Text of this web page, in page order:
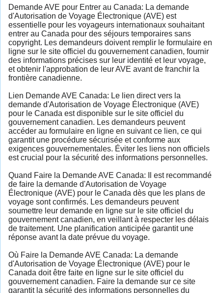
Demande AVE pour Entrer au Canada: La demande
d'Autorisation de Voyage Électronique (AVE) est
essentielle pour les voyageurs internationaux souhaitant
entrer au Canada pour des séjours temporaires sans
copyright. Les demandeurs doivent remplir le formulaire en
ligne sur le site officiel du gouvernement canadien, fournir
des informations précises sur leur identité et leur voyage,
et obtenir l'approbation de leur AVE avant de franchir la
frontière canadienne.
Lien Demande AVE Canada: Le lien direct vers la
demande d'Autorisation de Voyage Électronique (AVE)
pour le Canada est disponible sur le site officiel du
gouvernement canadien. Les demandeurs peuvent
accéder au formulaire en ligne en suivant ce lien, ce qui
garantit une procédure sécurisée et conforme aux
exigences gouvernementales. Éviter les liens non officiels
est crucial pour la sécurité des informations personnelles.
Quand Faire la Demande AVE Canada: Il est recommandé
de faire la demande d'Autorisation de Voyage
Électronique (AVE) pour le Canada dès que les plans de
voyage sont confirmés. Les demandeurs peuvent
soumettre leur demande en ligne sur le site officiel du
gouvernement canadien, en veillant à respecter les délais
de traitement. Une planification anticipée garantit une
réponse avant la date prévue du voyage.
Où Faire la Demande AVE Canada: La demande
d'Autorisation de Voyage Électronique (AVE) pour le
Canada doit être faite en ligne sur le site officiel du
gouvernement canadien. Faire la demande sur ce site
garantit la sécurité des informations personnelles du